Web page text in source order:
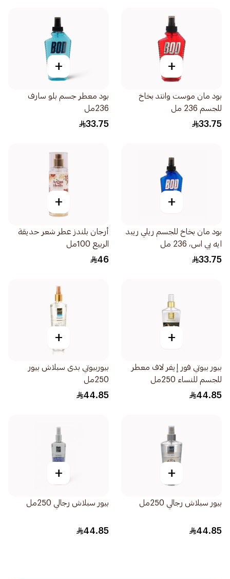
+
بود مان موست وانتد بخاخ
للجسم 236 مل
33.75
+
بود معطر جسم بلو سارف
236مل
33.75
+
بود مان بخاخ للجسم ريلي ريبد
ايه بي اس، 236 مل
33.75
+
أرجان بلندز عطر شعر حديقة
الربيع 100مل
46
+
بيور بيوتي فور إيفر لاف معطر
للجسم للنساء 250مل
44.85
+
بيوربيوتي بدى سبلاش بيور
250مل
44.85
+
بيور سبلاش رجالي 250مل
44.85
+
بيور سبلاش رجالي 250مل
44.85